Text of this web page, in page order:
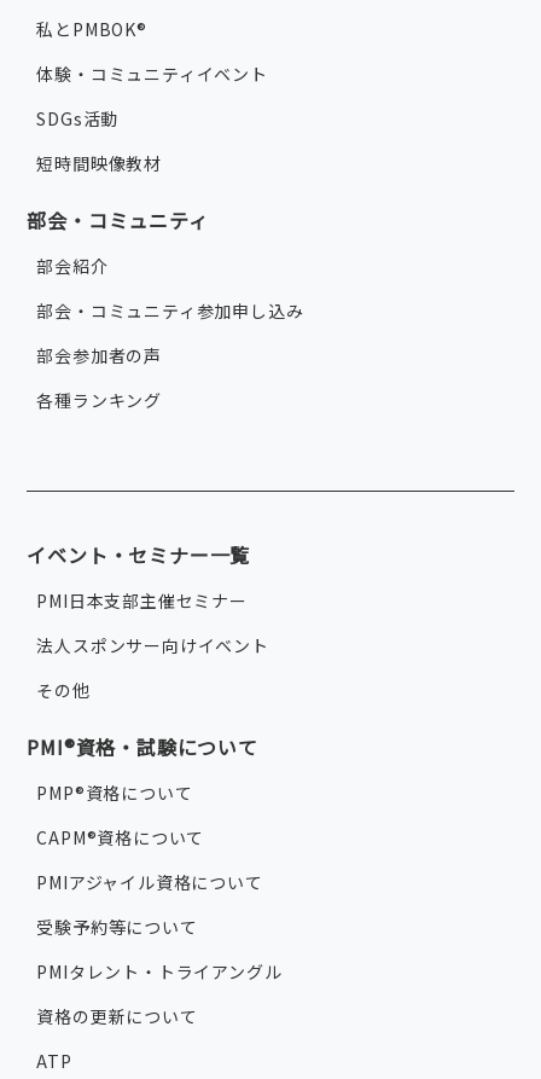
私とPMBOK®
体験・コミュニティイベント
SDGs活動
短時間映像教材
部会・コミュニティ
部会紹介
部会・コミュニティ参加申し込み
部会参加者の声
各種ランキング
イベント・セミナー一覧
PMI日本支部主催セミナー
法人スポンサー向けイベント
その他
PMI®資格・試験について
PMP®資格について
CAPM®資格について
PMIアジャイル資格について
受験予約等について
PMIタレント・トライアングル
資格の更新について
ATP